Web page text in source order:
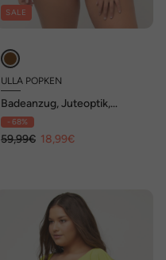
SALE
ULLA POPKEN
Badeanzug, Juteoptik,
Softcups, Zierknoten
- 68%
59,99€ 18,99€